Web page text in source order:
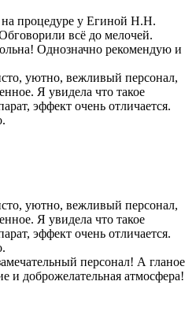
процедуре у Егиной Н.Н.
всё до мелочей.
Однозначно рекомендую и
уютно, вежливый персонал,
Я увидела что такое
эффект очень отличается.
уютно, вежливый персонал,
Я увидела что такое
эффект очень отличается.
персонал! А гланое
и доброжелательная атмосфера!